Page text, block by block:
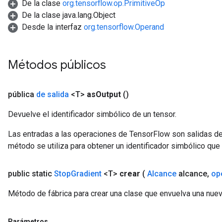
De la clase org.tensorflow.op.PrimitiveOp
De la clase java.lang.Object
Desde la interfaz org.tensorflow.Operand
Métodos públicos
pública de salida <T> asOutput ()
Devuelve el identificador simbólico de un tensor.
Las entradas a las operaciones de TensorFlow son salidas
método se utiliza para obtener un identificador simbólico
public static StopGradient <T> crear ( Alcance alcance,
Método de fábrica para crear una clase que envuelva una